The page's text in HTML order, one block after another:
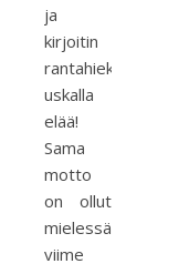
ja
kirjoitin
rantahiekkaan:
uskalla
elää!
Sama
motto
on ollut
mielessä
viime